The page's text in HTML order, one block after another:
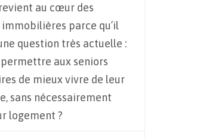
au cœur des
parce qu’il
question très actuelle :
aux seniors
de mieux vivre de leur
sans nécessairement
logement ?